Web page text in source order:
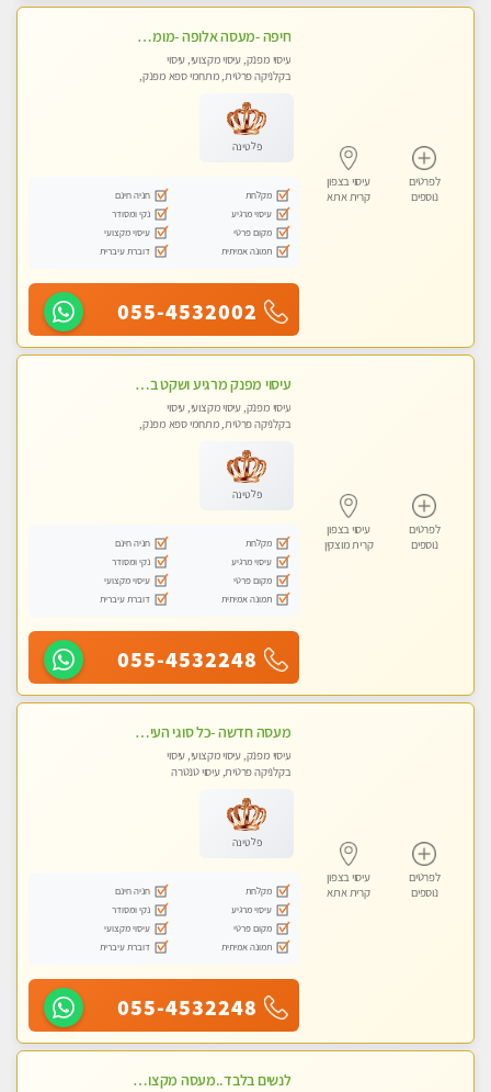
לפרטים
נוספים
עיסוי בצפון
קרית אתא
חיפה -מעסה אלופה -מומלץ לחלוטין!! כל סוגי העיסויים מעסה מקצועית ואיכותית פרטי!! highly recommended..new in the city- ללא מין !
עיסוי מפנק, עיסוי מקצועי, עיסוי
בקלניקה פרטית, מתחמי ספא מפנק,
פלטינה
מקלחת
חניה חינם
עיסוי מרגיע
נקי ומסודר
מקום פרטי
עיסוי מקצועי
תמונה אמיתית
דוברת עיברית
055-4532002
לפרטים
נוספים
עיסוי בצפון
קרית מוצקין
עיסוי מפנק מרגיע ושקט במקום מדהים עיסוי מושקע מאוד -טל-04-8704141
עיסוי מפנק, עיסוי מקצועי, עיסוי
בקלניקה פרטית, מתחמי ספא מפנק,
פלטינה
מקלחת
חניה חינם
עיסוי מרגיע
נקי ומסודר
מקום פרטי
עיסוי מקצועי
תמונה אמיתית
דוברת עיברית
055-4532248
לפרטים
נוספים
עיסוי בצפון
קרית אתא
מעסה חדשה -כל סוגי העיסויים מעסה מקצועית ואיכותית פרטי!!!מומלץ לחלוטין!!
עיסוי מפנק, עיסוי מקצועי, עיסוי
בקלניקה פרטית, עיסוי טנטרה
פלטינה
מקלחת
חניה חינם
עיסוי מרגיע
נקי ומסודר
מקום פרטי
עיסוי מקצועי
תמונה אמיתית
דוברת עיברית
055-4532248
לנשים בלבד..מעסה מקצועי לנשים בלבד לעיסוי מרגיע ומפנק VIP-מומלץ לחלוטין! פרטי! ​​​​​​